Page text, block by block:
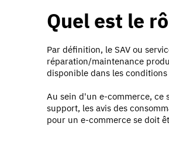
Quel est le
Par définition, le SAV ou
réparation/maintenance
disponible dans les
Au sein d'un e-commerce, ce
support, les avis des
pour un e-commerce se doit